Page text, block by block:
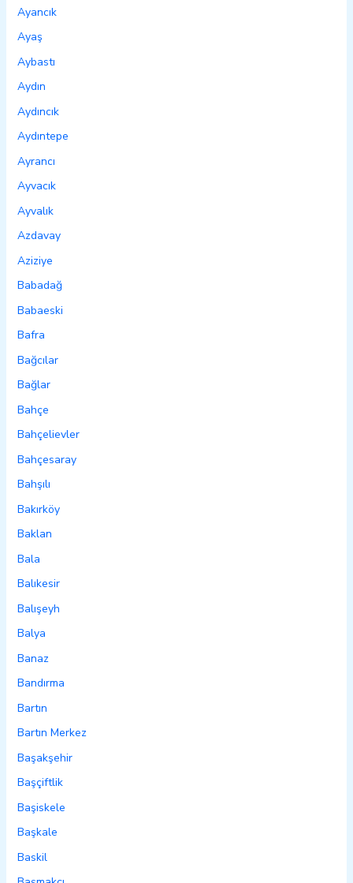
Ayancık
Ayaş
Aybastı
Aydın
Aydıncık
Aydıntepe
Ayrancı
Ayvacık
Ayvalık
Azdavay
Aziziye
Babadağ
Babaeski
Bafra
Bağcılar
Bağlar
Bahçe
Bahçelievler
Bahçesaray
Bahşılı
Bakırköy
Baklan
Bala
Balıkesir
Balışeyh
Balya
Banaz
Bandırma
Bartın
Bartın Merkez
Başakşehir
Başçiftlik
Başiskele
Başkale
Baskil